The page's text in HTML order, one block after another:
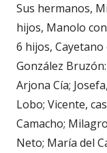
Sus hermanos,
hijos, Manolo
6 hijos, Cayetano
González
Arjona Cía;
Lobo; Vicente,
Camacho;
Neto; María del